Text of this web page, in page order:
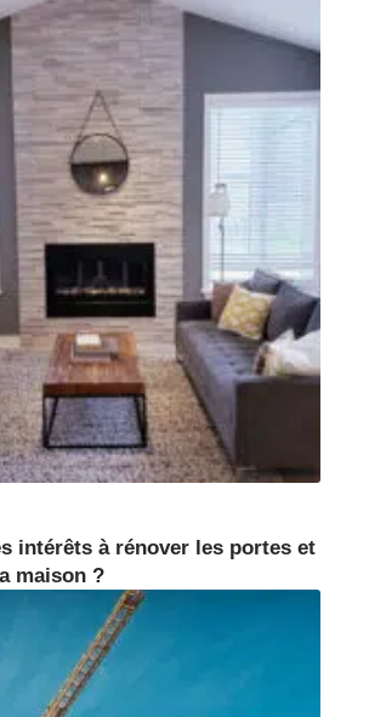
intérêts à rénover les portes et
maison ?